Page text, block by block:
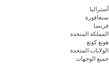
أستراليا
سنغافورة
فرنسا
المملكة المتحدة
هونغ كونغ
الولايات المتحدة
جميع الوجهات